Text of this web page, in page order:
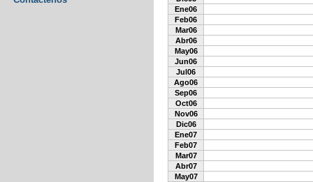
Ene06
Feb06
Mar06
Abr06
May06
Jun06
Jul06
Ago06
Sep06
Oct06
Nov06
Dic06
Ene07
Feb07
Mar07
Abr07
May07